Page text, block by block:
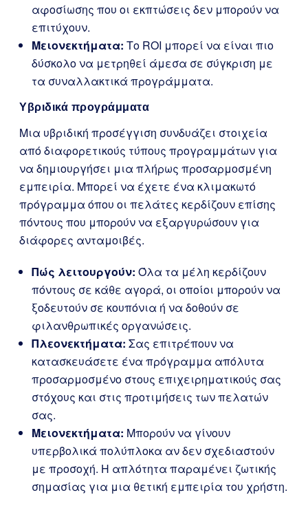
αφοσίωσης που οι εκπτώσεις δεν μπορούν να
επιτύχουν.
Μειονεκτήματα: Το ROI μπορεί να είναι πιο
δύσκολο να μετρηθεί άμεσα σε σύγκριση με
τα συναλλακτικά προγράμματα.
Υβριδικά προγράμματα
Μια υβριδική προσέγγιση συνδυάζει στοιχεία
από διαφορετικούς τύπους προγραμμάτων για
να δημιουργήσει μια πλήρως προσαρμοσμένη
εμπειρία. Μπορεί να έχετε ένα κλιμακωτό
πρόγραμμα όπου οι πελάτες κερδίζουν επίσης
πόντους που μπορούν να εξαργυρώσουν για
διάφορες ανταμοιβές.
Πώς λειτουργούν: Όλα τα μέλη κερδίζουν
πόντους σε κάθε αγορά, οι οποίοι μπορούν να
ξοδευτούν σε κουπόνια ή να δοθούν σε
φιλανθρωπικές οργανώσεις.
Πλεονεκτήματα: Σας επιτρέπουν να
κατασκευάσετε ένα πρόγραμμα απόλυτα
προσαρμοσμένο στους επιχειρηματικούς σας
στόχους και στις προτιμήσεις των πελατών
σας.
Μειονεκτήματα: Μπορούν να γίνουν
υπερβολικά πολύπλοκα αν δεν σχεδιαστούν
με προσοχή. Η απλότητα παραμένει ζωτικής
σημασίας για μια θετική εμπειρία του χρήστη.